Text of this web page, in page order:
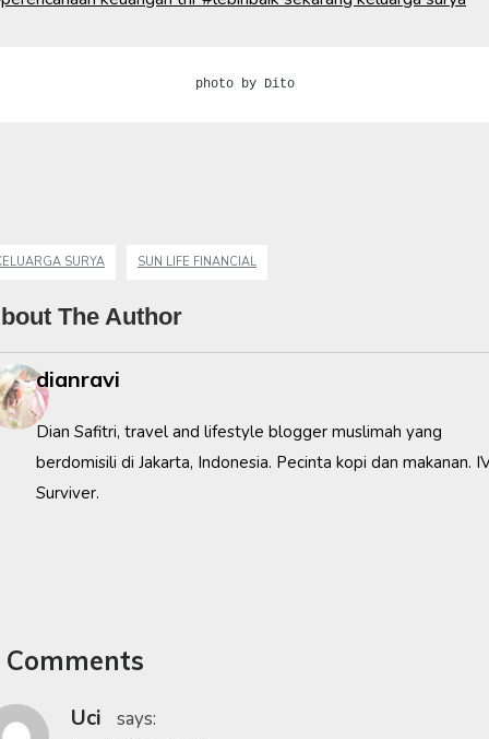
photo by Dito
SURYA SUN LIFE FINANCIAL
The Author
dianravi
Dian Safitri, travel and lifestyle blogger muslimah yang
berdomisili di Jakarta, Indonesia. Pecinta kopi dan makanan.
Surviver.
Comments
Uci says: